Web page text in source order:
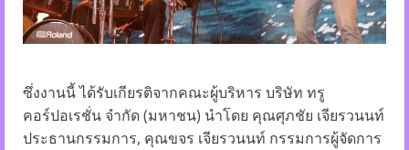
ซึ่งงานนี้ ได้รับเกียรติจากคณะผู้บริหาร บริษัท ทรู
คอร์ปอเรชั่น จำกัด (มหาชน) นำโดย คุณศุภชัย เจียรวนนท์
ประธานกรรมการ, คุณขจร เจียรวนนท์ กรรมการผู้จัดการ